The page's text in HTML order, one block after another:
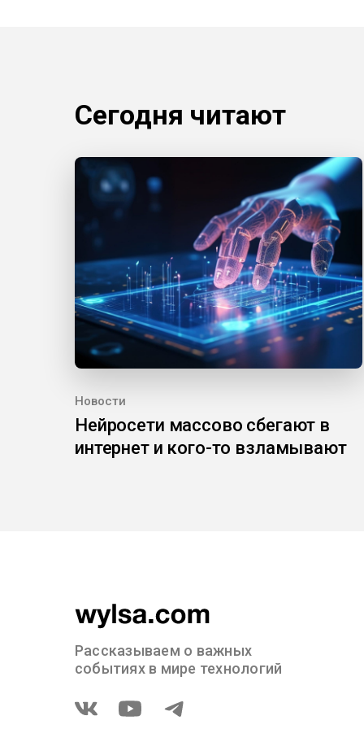
Сегодня читают
Новости
Нейросети массово сбегают в
интернет и кого-то взламывают
Рассказываем о важных
событиях в мире технологий